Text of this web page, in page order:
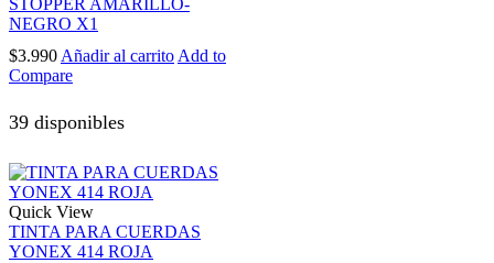
STOPPER AMARILLO-
NEGRO X1
$3.990 Añadir al carrito Add to
Compare
39 disponibles
Quick View
TINTA PARA CUERDAS
YONEX 414 ROJA